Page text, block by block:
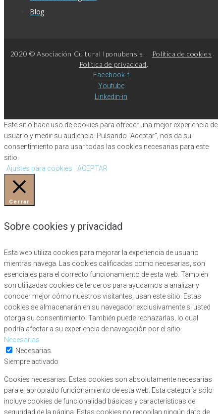
Blog
2020 © Asociación Cultural Iponubensis.
Política de cookies
Política de privacidad.
Facebook-f
Youtube
Linkedin-in
Este sitio hace uso de cookies para ofrecer una mejor experiencia de
usuario y medir su audiencia. Pulsando "Aceptar", nos da su
consentimiento para usar todas las cookies necesarias para este
sitio.
Ajustes para cookies
ACEPTAR
Cerrar
Sobre cookies y privacidad
Esta web utiliza cookies para mejorar la experiencia de usuario
mientras navega. Las cookies calificadas como necesarias, son
esenciales para el correcto funcionamiento de esta web. También
son utilizadas cookies de terceros para ayudarnos a analizar y
conocer mejor cómo nuestros visitantes, usan este sitio. Estas
cookies se almacenarán en su navegador exclusivamente si usted
otorga su consentimiento. También puede rechazarlas, lo cual
podría afectar a su experiencia de navegación por el sitio.
Necesarias
Necesarias
Siempre activado
Cookies necesarias. Estas cookies son absolutamente necesarias
para el apropiado funcionamiento de esta web. Esta categoría sólo
incluye cookies de funcionalidad básicas y características de
seguridad de la página. Estas cookies no recopilan ningún dato de